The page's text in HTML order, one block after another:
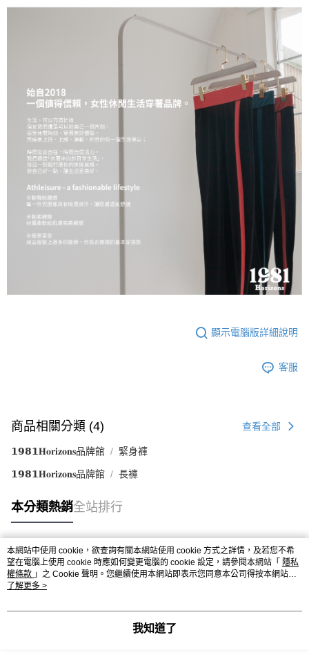
顯示電腦版詳細說明
客服
商品相關分類 (4) 查看全部
𝟭𝟵𝟴𝟭𝐇𝐨𝐫𝐢𝐳𝐨𝐧𝐬品牌館 緊身褲
𝟭𝟵𝟴𝟭𝐇𝐨𝐫𝐢𝐳𝐨𝐧𝐬品牌館 長褲
本分類熱銷全站排行
熱門標籤
本網站中使用 cookie，欲查詢有關本網站使用 cookie 方式之詳情，及若您不希
望在電腦上使用 cookie 時應如何變更電腦的 cookie 設定，請參閱本網站「 隱私
權條款 」之 Cookie 聲明。您繼續使用本網站即表示您同意本公司得按本網站使
用條款之 Cookie 聲明使用 cookie。
了解更多 >
我知道了